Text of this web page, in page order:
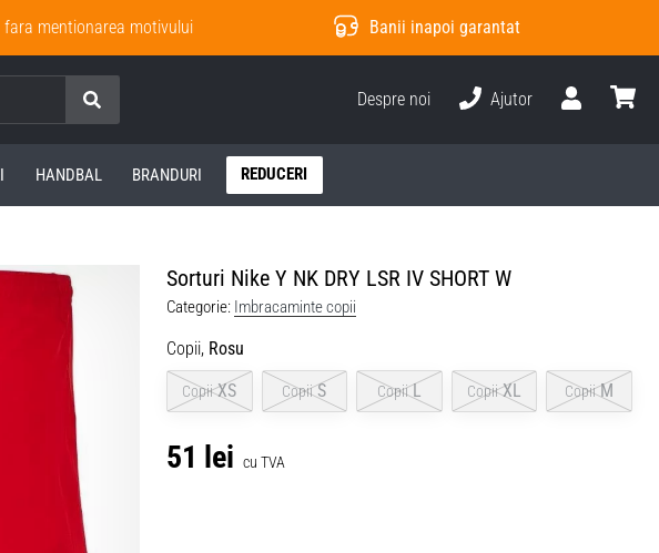
fara mentionarea motivului Banii inapoi garantat
Cauta
Despre noi
Ajutor
HANDBAL BRANDURI REDUCERI
Sorturi Nike Y NK DRY LSR IV SHORT W
Categorie: Imbracaminte copii
Copii, Rosu
Copii XS Copii S Copii L Copii XL Copii M
51 lei cu TVA